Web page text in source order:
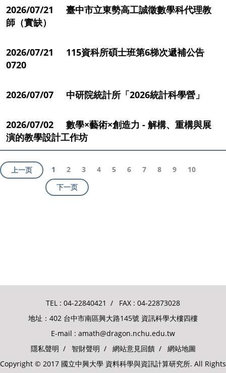
2026/07/21 臺中市立東勢高工誠徵數學科代理教
師（實缺）
2026/07/21 115資科所碩士班第6梯次遞補公告
0720
2026/07/07 中研院統計所「2026統計科學營」
2026/07/02 數學×藝術×創造力 - 解構、重構與展
演的教學設計工作坊
上一页 1 2 3 4 5 6 7 8 9
10
下一页
TEL : 04-22840421 / FAX : 04-22873028
地址：402 台中市南區興大路145號 資訊科學大樓四樓
E-mail : amath@dragon.nchu.edu.tw
隱私聲明 / 智財聲明 / 網站意見回饋/ 網站地圖
Copyright © 2017 國立中興大學 資料科學與資訊計算研究所. All Rights